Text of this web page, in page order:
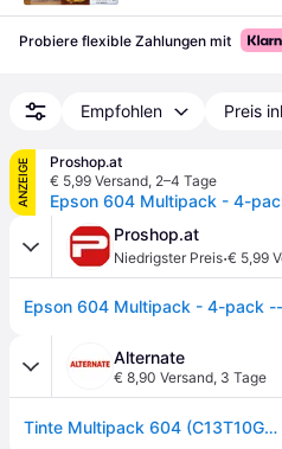
2935DWF, WF-
Probiere flexible Zahlungen mit
Empfohlen Preis
ANZEIGE
Proshop.at
€ 5,99 Versand, 2–4 Tage
Proshop.at
Niedrigster Preis·€ 5,99
Alternate
€ 8,90 Versand, 3 Tage
Tinte Multipack 604 (C13T10G64010)